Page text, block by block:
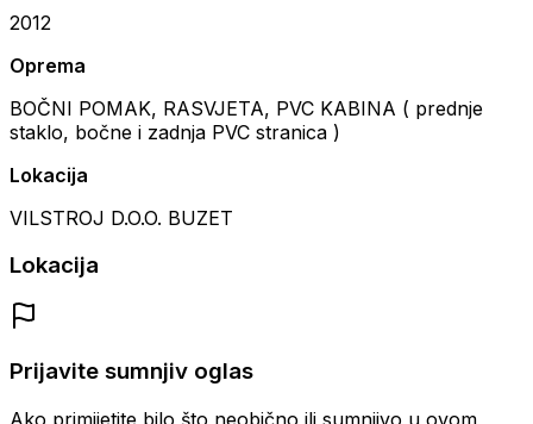
2012
Oprema
BOČNI POMAK, RASVJETA, PVC KABINA ( prednje
staklo, bočne i zadnja PVC stranica )
Lokacija
VILSTROJ D.O.O. BUZET
Lokacija
Prijavite sumnjiv oglas
Ako primijetite bilo što neobično ili sumnjivo u ovom